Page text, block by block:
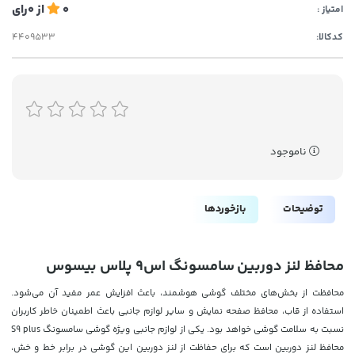
امتیاز : 0 از0رای
کدکالا:
ناموجود
توضیحات بازخوردها
محافظ لنز دوربین سامسونگ اس9 پلاس بیسوس
محافظت از بخش‌های مختلف گوشی هوشمند، باعث افزایش عمر مفید آن می‌شود.
استفاده از قاب، محافظ صفحه نمایش و سایر لوازم جانبی باعث اطمینان خاطر کاربران
نسبت به سلامت گوشی خواهد بود. یکی از لوازم جانبی ویژه گوشی سامسونگ S9 plus
محافظ لنز دوربین است که برای حفاظت از لنز دوربین این گوشی در برابر خط و خش،